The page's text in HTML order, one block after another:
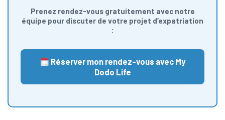
Prenez rendez-vous gratuitement avec notre
équipe pour discuter de votre projet d’expatriation
:
Réserver mon rendez-vous avec My
Dodo Life